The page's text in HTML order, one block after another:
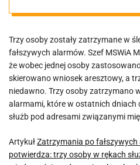
trzy
rękach
Trzy osoby zostały zatrzymane w
fałszywych alarmów. Szef MSWiA
że wobec jednej osoby
skierowano wniosek aresztowy, a
niedawno. Trzy osoby zatrzymano
alarmami, które w ostatnich dniach
służb pod adresami związanymi
ArtykułZatrzymania po
potwierdza: trzy osoby w rękach